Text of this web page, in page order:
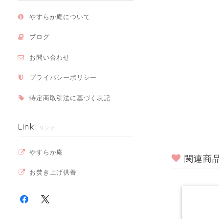
やすらか庵について
ブログ
お問い合わせ
プライバシーポリシー
特定商取引法に基づく表記
Link リンク
やすらか庵
お焚き上げ供養
関連商